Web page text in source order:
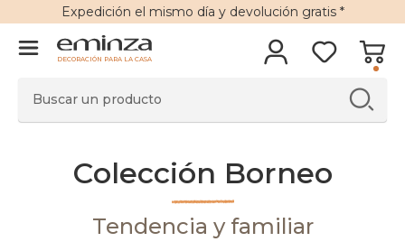
Expedición el mismo día y devolución gratis*
DECORACIÓN PARA LA CASA
Colección Borneo
Tendencia y familiar